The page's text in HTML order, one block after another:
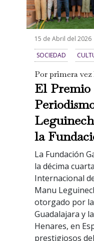
15 de Abril del 2026
SOCIEDAD
Por primera
El
la
La Fundación
la décima
Internacional
Manu
otorgado por
Guadalajara y
Henares, en
prestigiosos